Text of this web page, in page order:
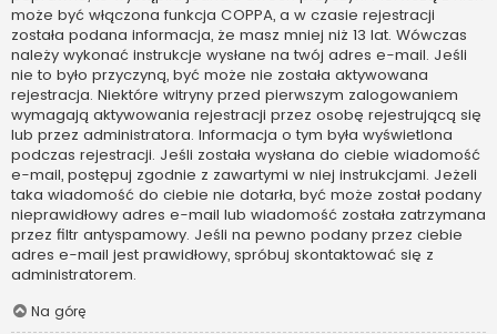
może być włączona funkcja COPPA, a w czasie rejestracji
została podana informacja, że masz mniej niż 13 lat. Wówczas
należy wykonać instrukcje wysłane na twój adres e-mail. Jeśli
nie to było przyczyną, być może nie została aktywowana
rejestracja. Niektóre witryny przed pierwszym zalogowaniem
wymagają aktywowania rejestracji przez osobę rejestrującą się
lub przez administratora. Informacja o tym była wyświetlona
podczas rejestracji. Jeśli została wysłana do ciebie wiadomość
e-mail, postępuj zgodnie z zawartymi w niej instrukcjami. Jeżeli
taka wiadomość do ciebie nie dotarła, być może został podany
nieprawidłowy adres e-mail lub wiadomość została zatrzymana
przez filtr antyspamowy. Jeśli na pewno podany przez ciebie
adres e-mail jest prawidłowy, spróbuj skontaktować się z
administratorem.
Na górę